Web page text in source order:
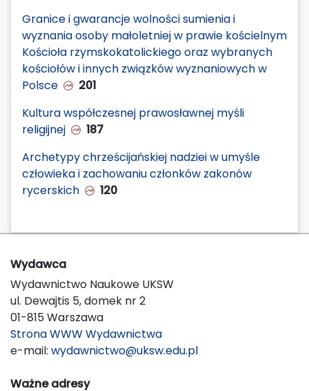
Granice i gwarancje wolności sumienia i
wyznania osoby małoletniej w prawie kościelnym
Kościoła rzymskokatolickiego oraz wybranych
kościołów i innych związków wyznaniowych w
Polsce
201
Kultura współczesnej prawosławnej myśli
religijnej
187
Archetypy chrześcijańskiej nadziei w umyśle
człowieka i zachowaniu członków zakonów
rycerskich
120
Wydawca
Wydawnictwo Naukowe UKSW
ul. Dewajtis 5, domek nr 2
01-815 Warszawa
Strona WWW Wydawnictwa
e-mail: wydawnictwo@uksw.edu.pl
Ważne adresy